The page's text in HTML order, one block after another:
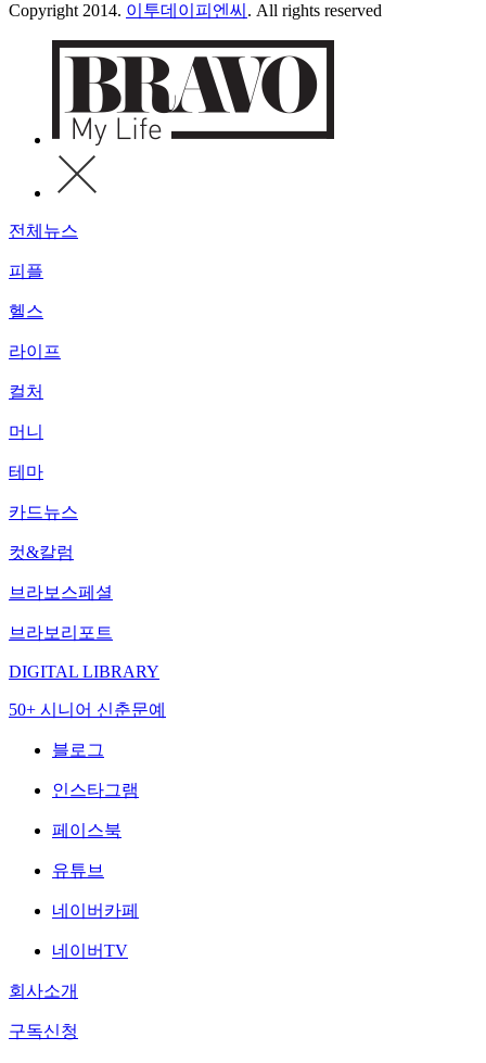
Copyright 2014. 이투데이피엔씨 . All rights reserved
전체뉴스
피플
헬스
라이프
컬처
머니
테마
카드뉴스
컷&칼럼
브라보스페셜
브라보리포트
DIGITAL LIBRARY
50+ 시니어 신춘문예
블로그
인스타그램
페이스북
유튜브
네이버카페
네이버TV
회사소개
구독신청